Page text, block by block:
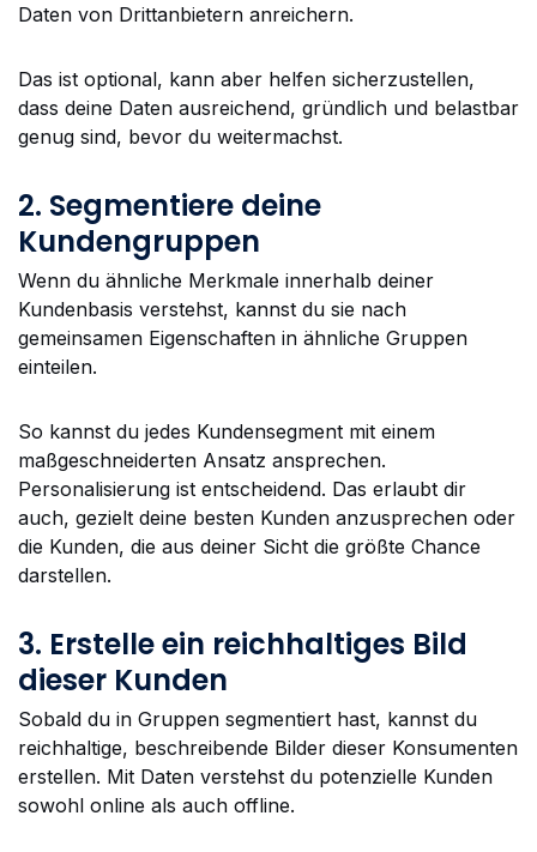
Daten von Drittanbietern anreichern.
Das ist optional, kann aber helfen sicherzustellen,
dass deine Daten ausreichend, gründlich und belastbar
genug sind, bevor du weitermachst.
2. Segmentiere deine
Kundengruppen
Wenn du ähnliche Merkmale innerhalb deiner
Kundenbasis verstehst, kannst du sie nach
gemeinsamen Eigenschaften in ähnliche Gruppen
einteilen.
So kannst du jedes Kundensegment mit einem
maßgeschneiderten Ansatz ansprechen.
Personalisierung ist entscheidend. Das erlaubt dir
auch, gezielt deine besten Kunden anzusprechen oder
die Kunden, die aus deiner Sicht die größte Chance
darstellen.
3. Erstelle ein reichhaltiges Bild
dieser Kunden
Sobald du in Gruppen segmentiert hast, kannst du
reichhaltige, beschreibende Bilder dieser Konsumenten
erstellen. Mit Daten verstehst du potenzielle Kunden
sowohl online als auch offline.